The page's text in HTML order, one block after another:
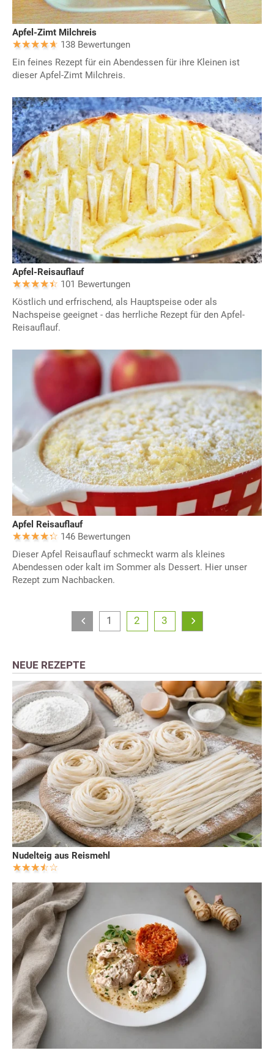
Apfel-Zimt Milchreis
138 Bewertungen
Ein feines Rezept für ein Abendessen für ihre Kleinen ist
dieser Apfel-Zimt Milchreis.
Apfel-Reisauflauf
101 Bewertungen
Köstlich und erfrischend, als Hauptspeise oder als
Nachspeise geeignet - das herrliche Rezept für den Apfel-
Reisauflauf.
Apfel Reisauflauf
146 Bewertungen
Dieser Apfel Reisauflauf schmeckt warm als kleines
Abendessen oder kalt im Sommer als Dessert. Hier unser
Rezept zum Nachbacken.
1 2 3
NEUE REZEPTE
Nudelteig aus Reismehl